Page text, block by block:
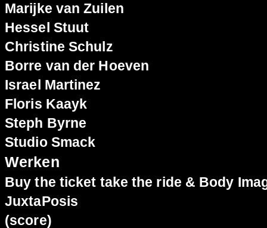
Marijke van Zuilen
Hessel Stuut
Christine Schulz
Borre van der Hoeven
Israel Martinez
Floris Kaayk
Steph Byrne
Studio Smack
Werken
Buy the ticket take the ride & Body
JuxtaPosis
(score)